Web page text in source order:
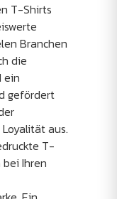
T-Shirts
Branchen
die
ein
gefördert
aus.
T-
Ihren